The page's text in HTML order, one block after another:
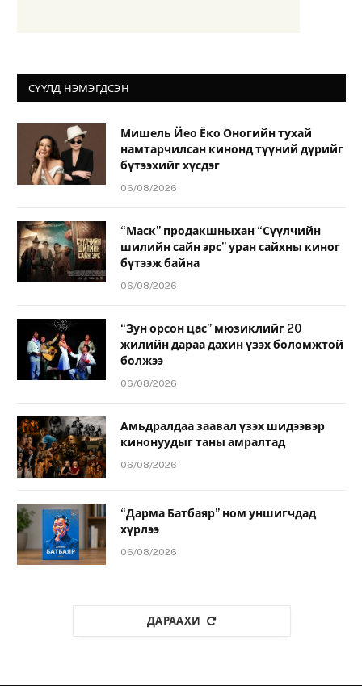
СҮҮЛД НЭМЭГДСЭН
Мишель Йео Ёко Оногийн тухай
намтарчилсан кинонд түүний дүрийг
бүтээхийг хүсдэг
06/08/2026
“Маск” продакшныхан “Сүүлчийн
шилийн сайн эрс” уран сайхны киног
бүтээж байна
06/08/2026
“Зун орсон цас” мюзиклийг 20
жилийн дараа дахин үзэх боломжтой
болжээ
06/08/2026
Амьдралдаа заавал үзэх шидээвэр
кинонуудыг таны амралтад
06/08/2026
“Дарма Батбаяр” ном уншигчдад
хүрлээ
06/08/2026
ДАРААХИ